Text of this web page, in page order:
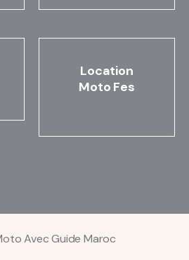
Location
Moto Fes